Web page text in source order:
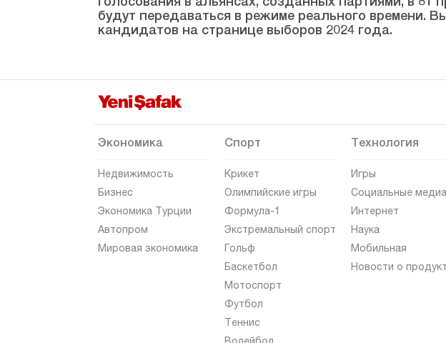
Гюмюшхане
Хаккяри
Ыспарта
Кахраманмараш
Караман
Карс
Кастамону
будут передаваться в режиме реального времени.
кандидатов на странице выборов 2024 года.
Экономика
Недвижимость
Бизнес
Экономика Турции
Автопром
Мировая экономика
Спорт
Крикет
Олимпийские игры
Формула-1
Экстремальный спорт
Гольф
Баскетбол
Мотоспорт
Футбол
Теннис
Технология
Игры
Социальные медиа
Интернет
Наука
Мобильная
Новости о